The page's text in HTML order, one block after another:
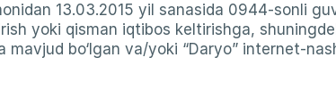
13.03.2015 yil sanasida 0944-sonli
yoki qisman iqtibos keltirishga,
bo‘lgan va/yoki “Daryo” internet-